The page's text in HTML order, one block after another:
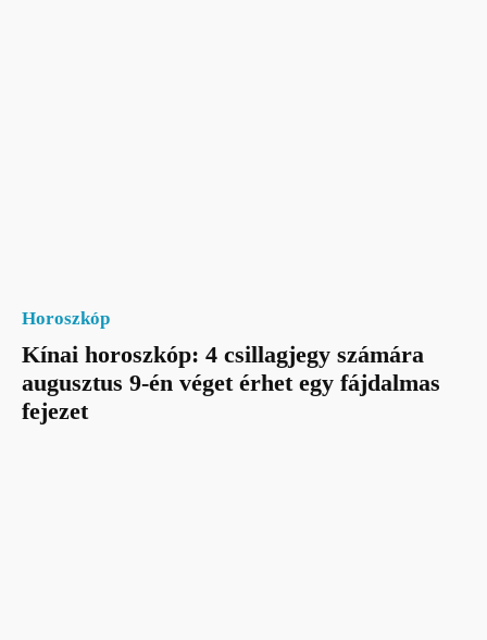
Horoszkóp
Kínai horoszkóp: 4 csillagjegy számára
augusztus 9-én véget érhet egy fájdalmas
fejezet